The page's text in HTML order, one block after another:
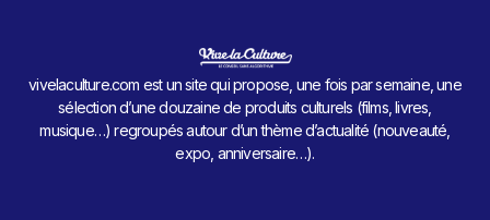
vivelaculture.com est un site qui propose, une fois par semaine, une
sélection d’une douzaine de produits culturels (films, livres,
musique…) regroupés autour d’un thème d’actualité (nouveauté,
expo, anniversaire…).